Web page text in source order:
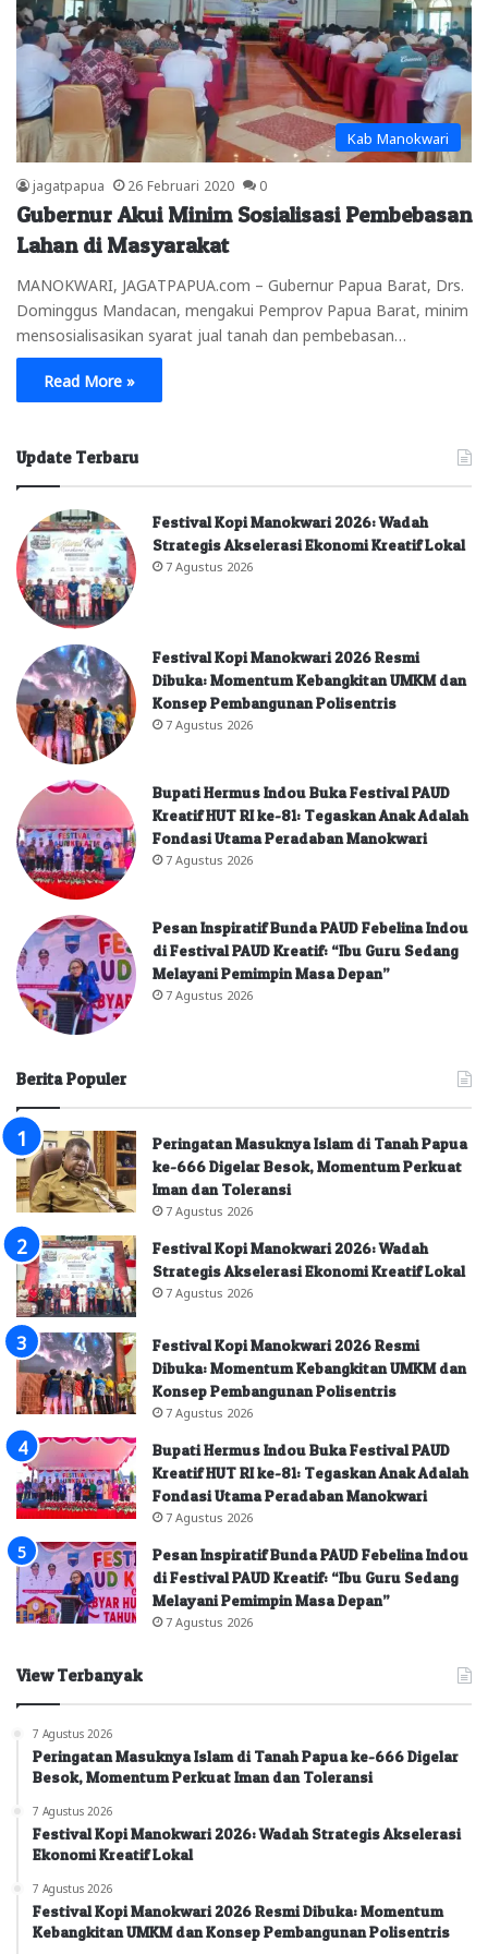
Kab Manokwari
jagatpapua 26 Februari 2020 0
Gubernur Akui Minim Sosialisasi Pembebasan
Lahan di Masyarakat
MANOKWARI, JAGATPAPUA.com – Gubernur Papua Barat, Drs.
Dominggus Mandacan, mengakui Pemprov Papua Barat, minim
mensosialisasikan syarat jual tanah dan pembebasan…
Read More »
Update Terbaru
Festival Kopi Manokwari 2026: Wadah
Strategis Akselerasi Ekonomi Kreatif Lokal
7 Agustus 2026
Festival Kopi Manokwari 2026 Resmi
Dibuka: Momentum Kebangkitan UMKM dan
Konsep Pembangunan Polisentris
7 Agustus 2026
Bupati Hermus Indou Buka Festival PAUD
Kreatif HUT RI ke-81: Tegaskan Anak Adalah
Fondasi Utama Peradaban Manokwari
7 Agustus 2026
Pesan Inspiratif Bunda PAUD Febelina Indou
di Festival PAUD Kreatif: “Ibu Guru Sedang
Melayani Pemimpin Masa Depan”
7 Agustus 2026
Berita Populer
Peringatan Masuknya Islam di Tanah Papua
ke-666 Digelar Besok, Momentum Perkuat
Iman dan Toleransi
7 Agustus 2026
Festival Kopi Manokwari 2026: Wadah
Strategis Akselerasi Ekonomi Kreatif Lokal
7 Agustus 2026
Festival Kopi Manokwari 2026 Resmi
Dibuka: Momentum Kebangkitan UMKM dan
Konsep Pembangunan Polisentris
7 Agustus 2026
Bupati Hermus Indou Buka Festival PAUD
Kreatif HUT RI ke-81: Tegaskan Anak Adalah
Fondasi Utama Peradaban Manokwari
7 Agustus 2026
Pesan Inspiratif Bunda PAUD Febelina Indou
di Festival PAUD Kreatif: “Ibu Guru Sedang
Melayani Pemimpin Masa Depan”
7 Agustus 2026
View Terbanyak
7 Agustus 2026
Peringatan Masuknya Islam di Tanah Papua ke-666 Digelar
Besok, Momentum Perkuat Iman dan Toleransi
7 Agustus 2026
Festival Kopi Manokwari 2026: Wadah Strategis Akselerasi
Ekonomi Kreatif Lokal
7 Agustus 2026
Festival Kopi Manokwari 2026 Resmi Dibuka: Momentum
Kebangkitan UMKM dan Konsep Pembangunan Polisentris